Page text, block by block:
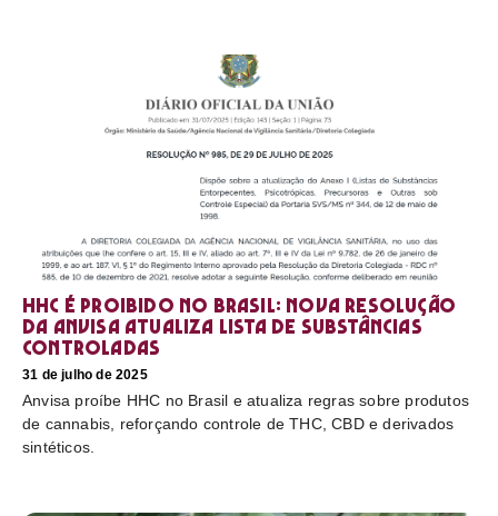
HHC é proibido no Brasil: nova resolução
da Anvisa atualiza lista de substâncias
controladas
31 de julho de 2025
Anvisa proíbe HHC no Brasil e atualiza regras sobre produtos
de cannabis, reforçando controle de THC, CBD e derivados
sintéticos.